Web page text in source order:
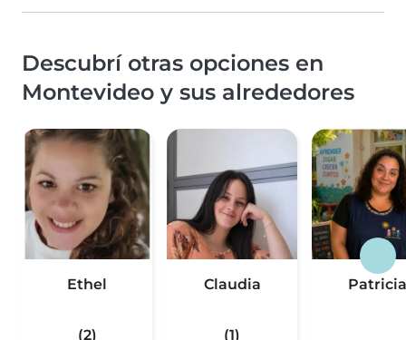
Descubrí otras opciones en
Montevideo y sus alrededores
Ethel
(2)
Claudia
(1)
Patricia